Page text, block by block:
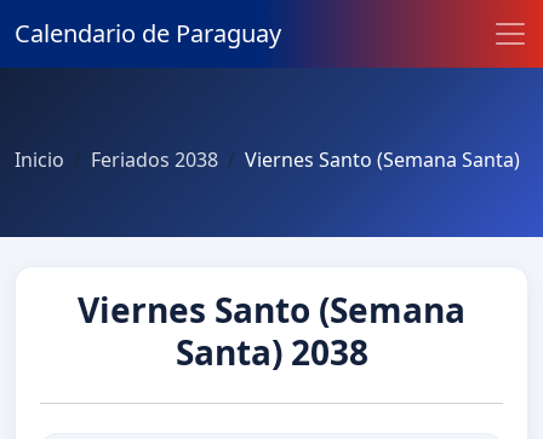
Calendario de Paraguay
Inicio Feriados 2038 Viernes Santo (Semana Santa)
Viernes Santo (Semana
Santa) 2038